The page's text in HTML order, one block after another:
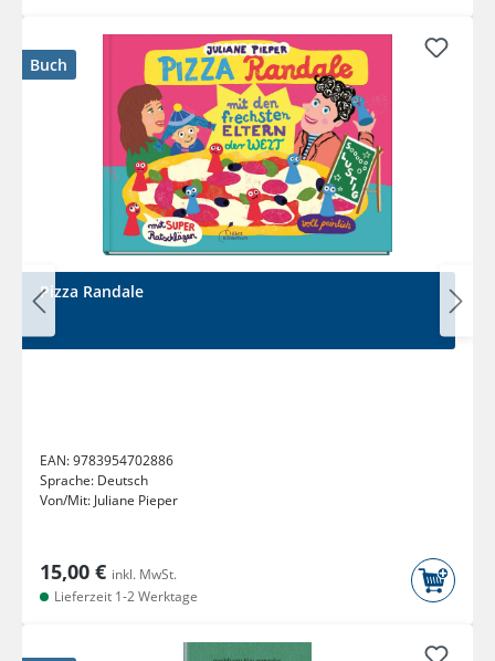
Buch
Pizza Randale
EAN:9783954702886
Sprache: Deutsch
Von/Mit: Juliane Pieper
15,00 € inkl. MwSt.
Lieferzeit 1-2 Werktage